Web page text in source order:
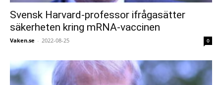
Svensk Harvard-professor ifrågasätter
säkerheten kring mRNA-vaccinen
Vaken.se - 2022-08-25 0